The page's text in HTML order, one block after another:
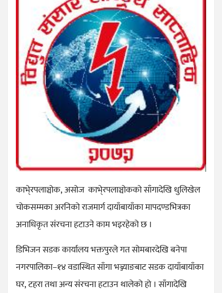
काभे्रपलाञ्चोक, असोज काभे्रपलाञ्चोकको साँगादेखि धुलिखेल
चोकसम्मका अरनिको राजमार्ग दायाँबायाँका मापदण्डभित्रका
अनाधिकृत संरचना हटाउने काम भइरहेको छ ।
डिभिजन सडक कार्यालय भक्तपुरले गत सोमबारदेखि बनेपा
नगरपालिका–१४ वडास्थित साँगा भञ्ज्याङबाट सडक दायाँबायाँका
घर, टहरा तथा अन्य संरचना हटाउन थालेको हो । साँगादेखि